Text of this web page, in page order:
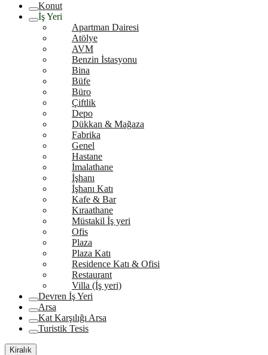
Konut
İş Yeri
Apartman Dairesi
Atölye
AVM
Benzin İstasyonu
Bina
Büfe
Büro
Çiftlik
Depo
Dükkan & Mağaza
Fabrika
Genel
Hastane
İmalathane
İşhanı
İşhanı Katı
Kafe & Bar
Kıraathane
Müstakil İş yeri
Ofis
Plaza
Plaza Katı
Residence Katı & Ofisi
Restaurant
Villa (İş yeri)
Devren İş Yeri
Arsa
Kat Karşılığı Arsa
Turistik Tesis
Kiralık